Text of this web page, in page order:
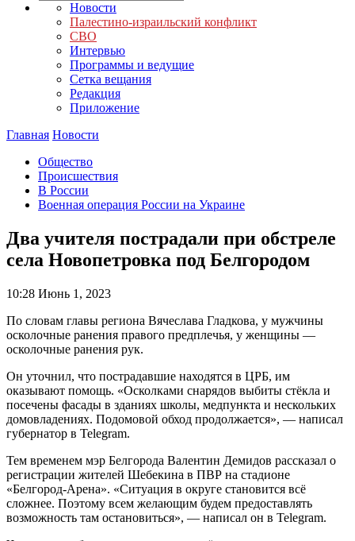
Новости
Палестино-израильский конфликт
СВО
Интервью
Программы и ведущие
Сетка вещания
Редакция
Приложение
Главная Новости
Общество
Происшествия
В России
Военная операция России на Украине
Два учителя пострадали при обстреле
села Новопетровка под Белгородом
10:28 Июнь 1, 2023
По словам главы региона Вячеслава Гладкова, у мужчины
осколочные ранения правого предплечья, у женщины —
осколочные ранения рук.
Он уточнил, что пострадавшие находятся в ЦРБ, им
оказывают помощь. «Осколками снарядов выбиты стёкла и
посечены фасады в зданиях школы, медпункта и нескольких
домовладениях. Подомовой обход продолжается», — написал
губернатор в Telegram.
Тем временем мэр Белгорода Валентин Демидов рассказал о
регистрации жителей Шебекина в ПВР на стадионе
«Белгород-Арена». «Ситуация в округе становится всё
сложнее. Поэтому всем желающим будем предоставлять
возможность там остановиться», — написал он в Telegram.